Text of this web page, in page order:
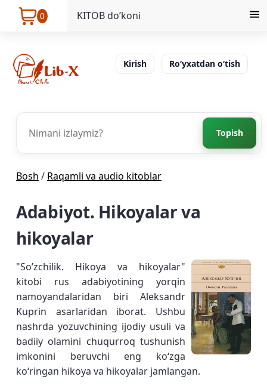
0 KITOB do’koni
Kirish Ro‘yxatdan o‘tish
Topish
Bosh / Raqamli va audio kitoblar
Adabiyot. Hikoyalar va
hikoyalar
"So’zchilik. Hikoya va hikoyalar"
kitobi rus adabiyotining yorqin
namoyandalaridan biri Aleksandr
Kuprin asarlaridan iborat. Ushbu
nashrda yozuvchining ijodiy usuli va
badiiy olamini chuqurroq tushunish
imkonini beruvchi eng koʻzga
koʻringan hikoya va hikoyalar jamlangan.